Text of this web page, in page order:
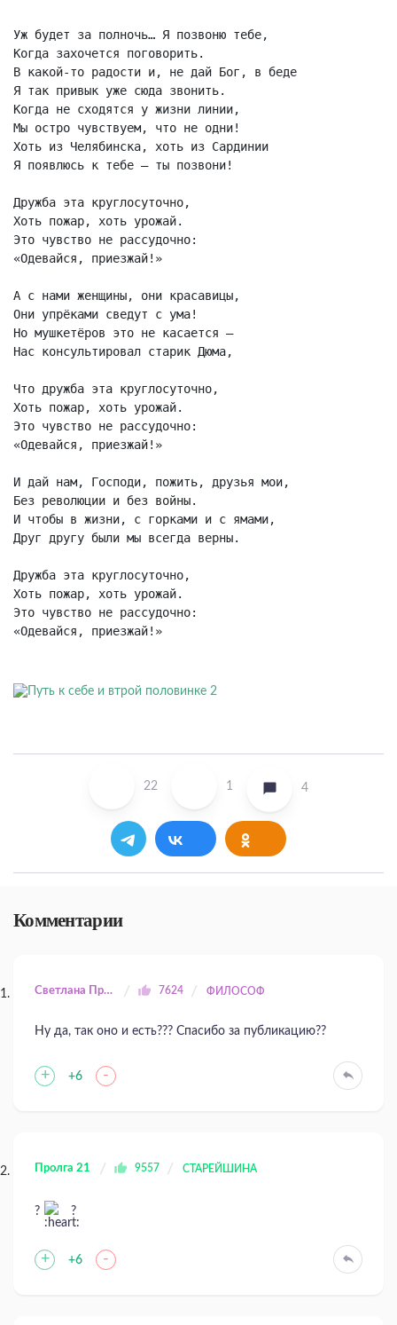
Уж будет за полночь… Я позвоню тебе,
Когда захочется поговорить.
В какой-то радости и, не дай Бог, в беде
Я так привык уже сюда звонить.
Когда не сходятся у жизни линии,
Мы остро чувствуем, что не одни!
Хоть из Челябинска, хоть из Сардинии
Я появлюсь к тебе – ты позвони!
Дружба эта круглосуточно,
Хоть пожар, хоть урожай.
Это чувство не рассудочно:
«Одевайся, приезжай!»
А с нами женщины, они красавицы,
Они упрёками сведут с ума!
Но мушкетёров это не касается –
Нас консультировал старик Дюма,
Что дружба эта круглосуточно,
Хоть пожар, хоть урожай.
Это чувство не рассудочно:
«Одевайся, приезжай!»
И дай нам, Господи, пожить, друзья мои,
Без революции и без войны.
И чтобы в жизни, с горками и с ямами,
Друг другу были мы всегда верны.
Дружба эта круглосуточно,
Хоть пожар, хоть урожай.
Это чувство не рассудочно:
«Одевайся, приезжай!»
22 1 4
Комментарии
Светлана Прилуцкая 7624 ФИЛОСОФ
Ну да, так оно и есть??? Спасибо за публикацию??
+ +6 -
Пролга 21 9557 СТАРЕЙШИНА
? ?
+ +6 -